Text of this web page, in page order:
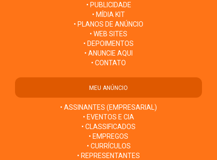
• PUBLICIDADE
• MÍDIA KIT
• PLANOS DE ANÚNCIO
• WEB SITES
• DEPOIMENTOS
• ANUNCIE AQUI
• CONTATO
MEU ANÚNCIO
• ASSINANTES (EMPRESARIAL)
• EVENTOS E CIA
• CLASSIFICADOS
• EMPREGOS
• CURRÍCULOS
• REPRESENTANTES